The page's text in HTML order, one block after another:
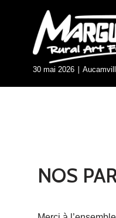
contenu30 mai 2026 ∣
NOS